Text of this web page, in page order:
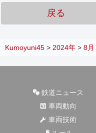
戻る
Kumoyuni45 > 2024年 > 8月
鉄道ニュース
車両動向
車両技術